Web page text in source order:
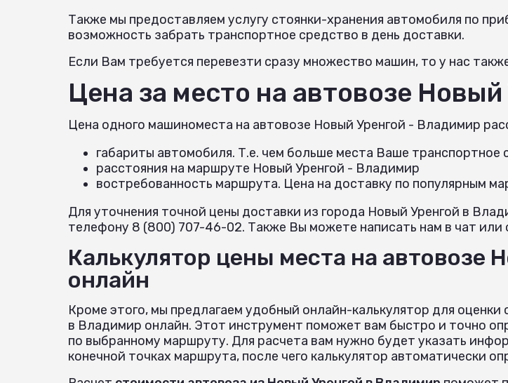
Также мы предоставляем услугу стоянки-хранения автомобиля по
возможность забрать транспортное средство в день доставки.
Если Вам требуется перевезти сразу множество машин, то у нас
Цена за место на автовозе
Цена одного машиноместа на автовозе Новый Уренгой - Владимир
габариты автомобиля. Т.е. чем больше места Ваше транспортное
расстояния на маршруте Новый Уренгой - Владимир
востребованность маршрута. Цена на доставку по популярным
Для уточнения точной цены доставки из города Новый Уренгой в
телефону 8 (800) 707-46-02. Также Вы можете написать нам в чат или
Калькулятор цены места на автовозе
онлайн
Кроме этого, мы предлагаем удобный онлайн-калькулятор для
в Владимир онлайн. Этот инструмент поможет вам быстро и точно
по выбранному маршруту. Для расчета вам нужно будет указать
конечной точках маршрута, после чего калькулятор автоматически